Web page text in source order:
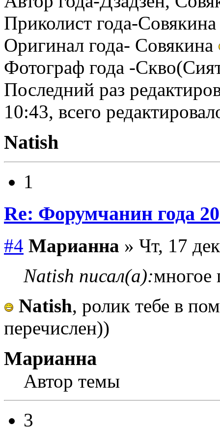
Приколист года-
Оригинал года- Совякина
Фотограф года -
Последний раз
10:43, всего
Natish
1
Re: Форумчанин
#4 Марианна » Чт, 17
Natish писал(а):многое
Natish, ролик тебе в
перечислен))
Марианна
Автор темы
3